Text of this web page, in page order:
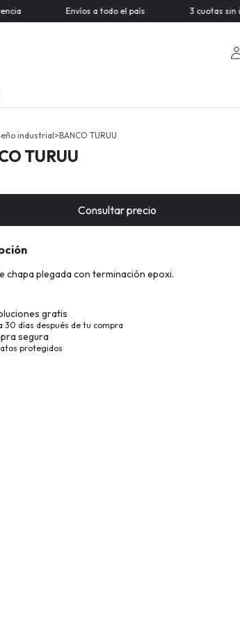
Envíos a todo el país 3 cuotas sin interés
industrial>BANCO TURUU
TURUU
chapa plegada con terminación epoxi.
gratis
30 días después de tu compra
segura
protegidos